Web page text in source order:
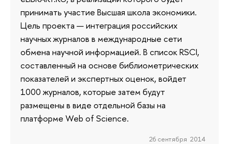
принимать участие Высшая школа экономики.
Цель проекта — интеграция российских
научных журналов в международные сети
обмена научной информацией. В список RSCI,
составленный на основе библиометрических
показателей и экспертных оценок, войдет
1000 журналов, которые затем будут
размещены в виде отдельной базы на
платформе Web of Science.
26 сентября 2014